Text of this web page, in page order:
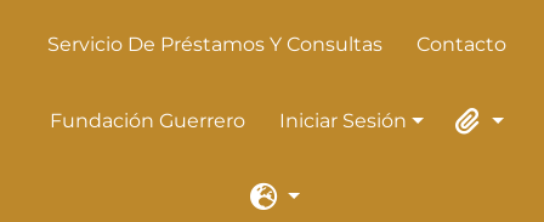
Servicio De Préstamos Y Consultas Contacto
Fundación Guerrero Iniciar Sesión
Iniciar Sesión
Idioma